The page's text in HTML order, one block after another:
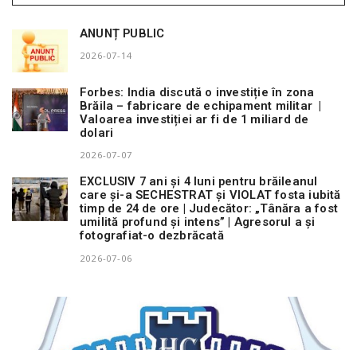
ANUNȚ PUBLIC
2026-07-14
Forbes: India discută o investiție în zona
Brăila – fabricare de echipament militar |
Valoarea investiției ar fi de 1 miliard de
dolari
2026-07-07
EXCLUSIV 7 ani și 4 luni pentru brăileanul
care și-a SECHESTRAT și VIOLAT fosta iubită
timp de 24 de ore | Judecător: „Tânăra a fost
umilită profund și intens” | Agresorul a și
fotografiat-o dezbrăcată
2026-07-06